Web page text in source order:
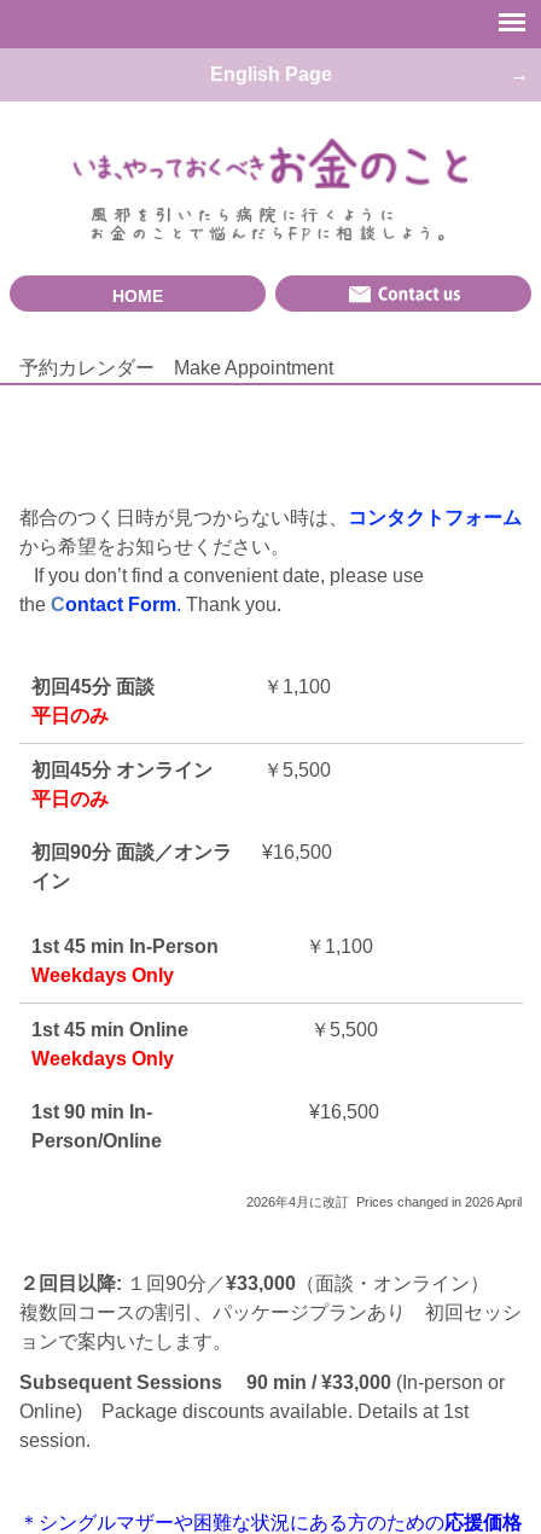
English Page
HOME
予約カレンダー Make Appointment
都合のつく日時が見つからない時は、
コンタクトフォーム
から希望をお知らせください。
If you don’t find a convenient date, please use
the Contact Form. Thank you.
初回45分 面談
平日のみ
￥1,100
初回45分 オンライン
平日のみ
￥5,500
初回90分 面談／オンラ
イン
¥16,500
1st 45 min In-Person
Weekdays Only
￥1,100
1st 45 min Online
Weekdays Only
￥5,500
1st 90 min In-
Person/Online
¥16,500
2026年4月に改訂 Prices changed in 2026 April
２回目以降: １回90分／¥33,000 （面談・オンライン）
複数回コースの割引、パッケージプランあり 初回セッシ
ョンで案内いたします。
Subsequent Sessions
90 min / ¥33,000 (In-person or
Online) Package discounts available. Details at 1st
session.
＊シングルマザーや困難な状況にある方のための応援価格